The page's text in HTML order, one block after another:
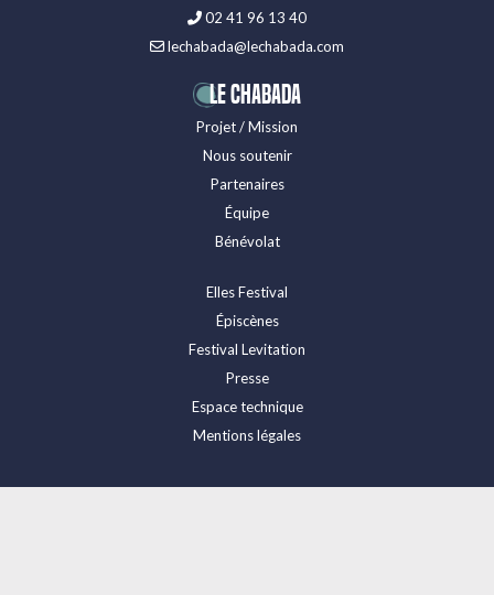
02 41 96 13 40
lechabada@lechabada.com
LE CHABADA
Projet / Mission
Nous soutenir
Partenaires
Équipe
Bénévolat
Elles Festival
Épiscènes
Festival Levitation
Presse
Espace technique
Mentions légales